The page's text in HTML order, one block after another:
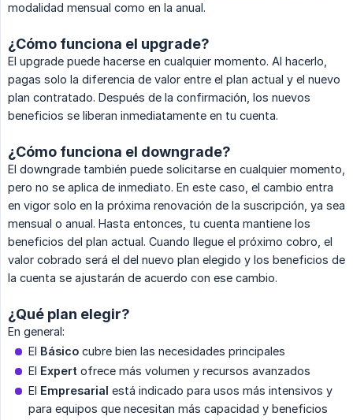
modalidad mensual como en la anual.
¿Cómo funciona el upgrade?
El upgrade puede hacerse en cualquier momento. Al hacerlo,
pagas solo la diferencia de valor entre el plan actual y el nuevo
plan contratado. Después de la confirmación, los nuevos
beneficios se liberan inmediatamente en tu cuenta.
¿Cómo funciona el downgrade?
El downgrade también puede solicitarse en cualquier momento,
pero no se aplica de inmediato. En este caso, el cambio entra
en vigor solo en la próxima renovación de la suscripción, ya sea
mensual o anual. Hasta entonces, tu cuenta mantiene los
beneficios del plan actual. Cuando llegue el próximo cobro, el
valor cobrado será el del nuevo plan elegido y los beneficios de
la cuenta se ajustarán de acuerdo con ese cambio.
¿Qué plan elegir?
En general:
El Básico cubre bien las necesidades principales
El Expert ofrece más volumen y recursos avanzados
El Empresarial está indicado para usos más intensivos y
para equipos que necesitan más capacidad y beneficios